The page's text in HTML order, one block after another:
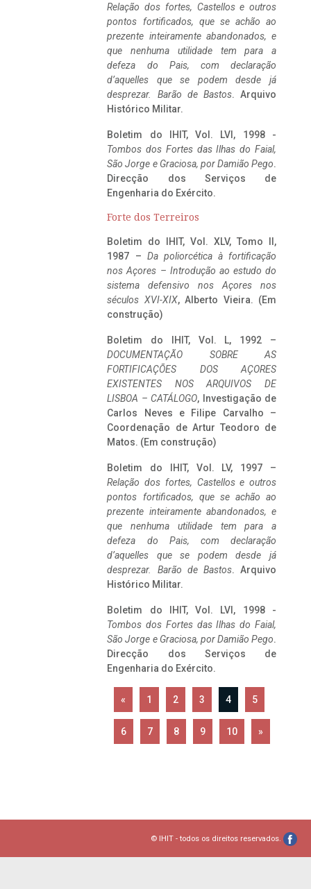
Relação dos fortes, Castellos e outros
pontos fortificados, que se achão ao
prezente inteiramente abandonados, e
que nenhuma utilidade tem para a
defeza do Pais, com declaração
d’aquelles que se podem desde já
desprezar. Barão de Bastos. Arquivo
Histórico Militar.
Boletim do IHIT, Vol. LVI, 1998 -
Tombos dos Fortes das Ilhas do Faial,
São Jorge e Graciosa, por Damião Pego.
Direcção dos Serviços de
Engenharia do Exército.
Forte dos Terreiros
Boletim do IHIT, Vol. XLV, Tomo II,
1987 – Da poliorcética à fortificação
nos Açores – Introdução ao estudo do
sistema defensivo nos Açores nos
séculos XVI-XIX, Alberto Vieira. (Em
construção)
Boletim do IHIT, Vol. L, 1992 –
DOCUMENTAÇÃO SOBRE AS
FORTIFICAÇÕES DOS AÇORES
EXISTENTES NOS ARQUIVOS DE
LISBOA – CATÁLOGO, Investigação de
Carlos Neves e Filipe Carvalho –
Coordenação de Artur Teodoro de
Matos. (Em construção)
Boletim do IHIT, Vol. LV, 1997 –
Relação dos fortes, Castellos e outros
pontos fortificados, que se achão ao
prezente inteiramente abandonados, e
que nenhuma utilidade tem para a
defeza do Pais, com declaração
d’aquelles que se podem desde já
desprezar. Barão de Bastos. Arquivo
Histórico Militar.
Boletim do IHIT, Vol. LVI, 1998 -
Tombos dos Fortes das Ilhas do Faial,
São Jorge e Graciosa, por Damião Pego.
Direcção dos Serviços de
Engenharia do Exército.
« 1 2 3 4 5
6 7 8 9 10 »
© IHIT - todos os direitos reservados.